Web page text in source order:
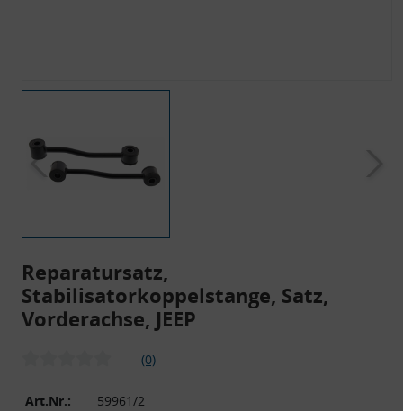
Reparatursatz,
Stabilisatorkoppelstange, Satz,
Vorderachse, JEEP
(0)
Art.Nr.:
59961/2